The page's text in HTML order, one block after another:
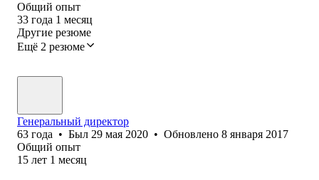
Общий опыт
33 года 1 месяц
Другие резюме
Ещё 2 резюме
Генеральный директор
63 года • Был 29 мая 2020 • Обновлено 8 января 2017
Общий опыт
15 лет 1 месяц